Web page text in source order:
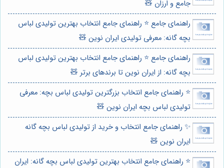
جامع و ارزان 🧸
راهنمای جامع ⭐️ راهنمای جامع انتخاب بهترین تولیدی لباس
بچه گانه: معرفی تولیدی ایران نوین 🧸
راهنمای جامع ⭐️ راهنمای جامع انتخاب بهترین تولیدی لباس
بچه گانه: از ایران نوین تا برندهای برتر 🧸
⭐️ راهنمای جامع انتخاب بزرگترین تولیدی لباس بچه: معرفی
تولیدی لباس بچه ایران نوین 🧸
✨ راهنمای جامع انتخاب و خرید از تولیدی لباس بچه گانه
ایران نوین 🧸
⭐️ راهنمای جامع انتخاب بهترین تولیدی لباس بچه گانه: ایران